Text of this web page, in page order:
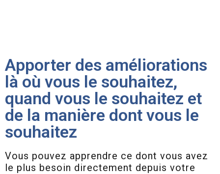
Apporter des améliorations
là où vous le souhaitez,
quand vous le souhaitez et
de la manière dont vous le
souhaitez
Vous pouvez apprendre ce dont vous avez
le plus besoin directement depuis votre